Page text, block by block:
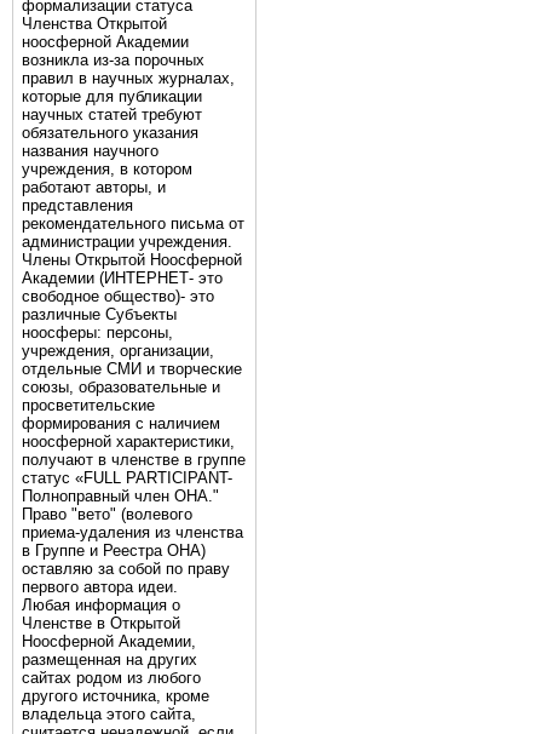
формализации статуса
Членства Открытой
ноосферной Академии
возникла из-за порочных
правил в научных журналах,
которые для публикации
научных статей требуют
обязательного указания
названия научного
учреждения, в котором
работают авторы, и
представления
рекомендательного письма от
администрации учреждения.
Члены Открытой Ноосферной
Академии (ИНТЕРНЕТ- это
свободное общество)- это
различные Субъекты
ноосферы: персоны,
учреждения, организации,
отдельные СМИ и творческие
союзы, образовательные и
просветительские
формирования с наличием
ноосферной характеристики,
получают в членстве в группе
статус «FULL PARTICIPANT-
Полноправный член ОНА."
Право "вето" (волевого
приема-удаления из членства
в Группе и Реестра ОНА)
оставляю за собой по праву
первого автора идеи.
Любая информация о
Членстве в Открытой
Ноосферной Академии,
размещенная на других
сайтах родом из любого
другого источника, кроме
владельца этого сайта,